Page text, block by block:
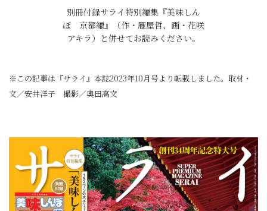
別冊付録サライ特別編集『美味しん
ぼ 京都編』（作・雁屋哲、画・花咲
アキラ）と併せてお読みください。
※この記事は『サライ』本誌2023年10月号より転載しました。取材・
文／安井洋子 撮影／奥田高文